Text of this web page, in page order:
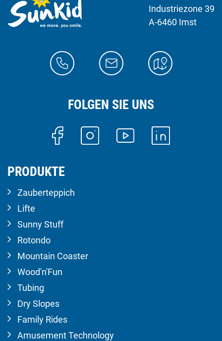
Industriezone 39
A-6460 Imst
FOLGEN SIE UNS
PRODUKTE
Zauberteppich
Lifte
Sunny Stuff
Rotondo
Mountain Coaster
Wood'n'Fun
Tubing
Dry Slopes
Family Rides
Amusement Technology